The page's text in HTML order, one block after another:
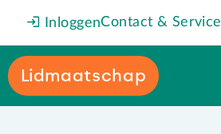
InloggenContact & Service
Lidmaatschap